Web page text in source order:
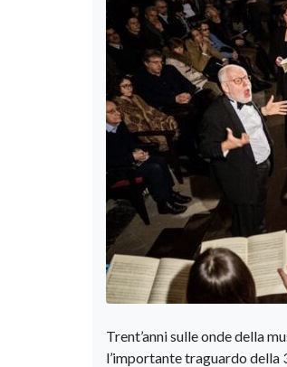
Trent’anni sulle onde della
l’importante traguardo della